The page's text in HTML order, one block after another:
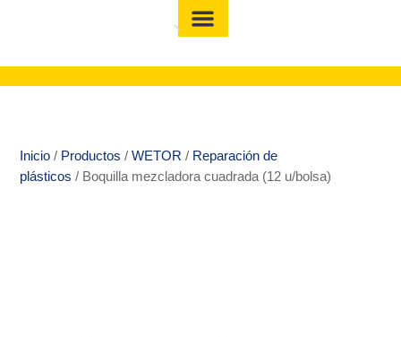
Inicio / Productos / WETOR / Reparación de
plásticos / Boquilla mezcladora cuadrada (12 u/bolsa)